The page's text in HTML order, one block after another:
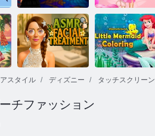
水曜日のアダ
ムスビューテ
ィーサロン
水曜日の光ア
カデミア
シャルトリー
トメント
スタイル ディズニー タッチスクリーン
チファッション